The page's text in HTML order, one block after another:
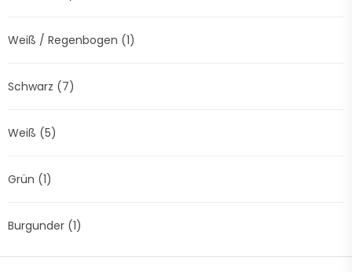
Weiß / Regenbogen (1)
Schwarz (7)
Weiß (5)
Grün (1)
Burgunder (1)